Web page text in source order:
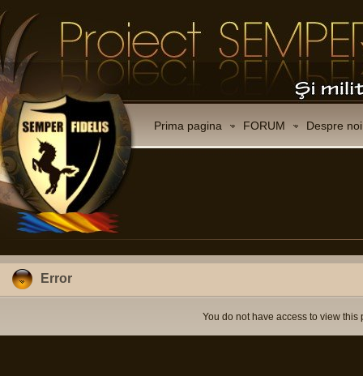
Prima pagina FORUM Despre noi
Error
You do not have access to view this